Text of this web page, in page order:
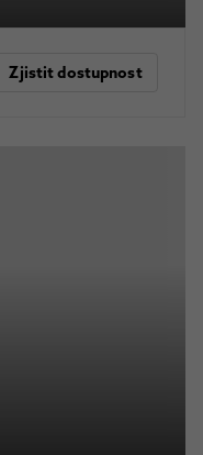
Zjistit dostupnost